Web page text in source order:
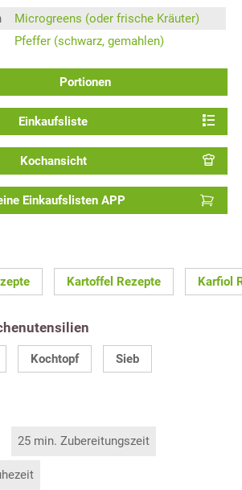
Microgreens (oder frische Kräuter)
Pfeffer (schwarz, gemahlen)
Portionen
Einkaufsliste
Kochansicht
Einkaufslisten APP
Kartoffel Rezepte Karfiol
Kochtopf Sieb
25 min. Zubereitungszeit